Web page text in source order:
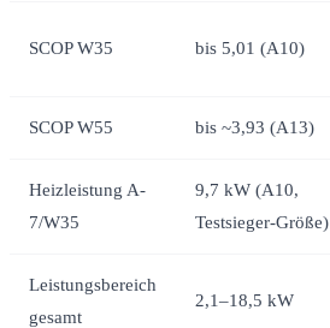
SCOP W35 bis 5,01 (A10)
SCOP W55 bis ~3,93 (A13)
Heizleistung A-
7/W35
9,7 kW (A10,
Testsieger-Größe)
Leistungsbereich
gesamt
2,1–18,5 kW